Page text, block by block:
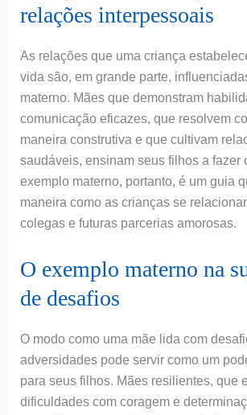
relações interpessoais
As relações que uma criança
vida são, em grande parte,
materno. Mães que demonstram
comunicação eficazes, que resolvem
maneira construtiva e que cultivam
saudáveis, ensinam seus filhos a fazer
exemplo materno, portanto, é um guia
maneira como as crianças se
colegas e futuras parcerias amorosas.
O exemplo materno na
de desafios
O modo como uma mãe lida com
adversidades pode servir como um
para seus filhos. Mães resilientes, que
dificuldades com coragem e